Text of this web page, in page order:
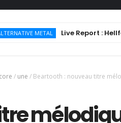
METAL Live Report : Hellfest
/ une / Beartooth : nouveau titre